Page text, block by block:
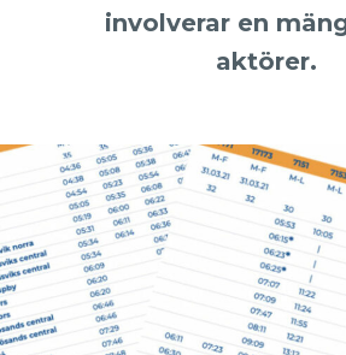
involverar en
aktörer.